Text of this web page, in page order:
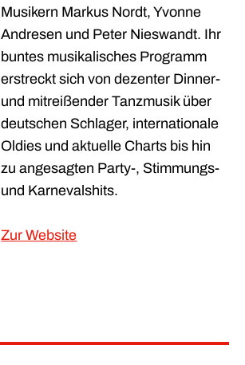
Musikern Markus Nordt, Yvonne
Andresen und Peter Nieswandt. Ihr
buntes musikalisches Programm
erstreckt sich von dezenter Dinner-
und mitreißender Tanzmusik über
deutschen Schlager, internationale
Oldies und aktuelle Charts bis hin
zu angesagten Party-, Stimmungs-
und Karnevalshits.
Zur Website